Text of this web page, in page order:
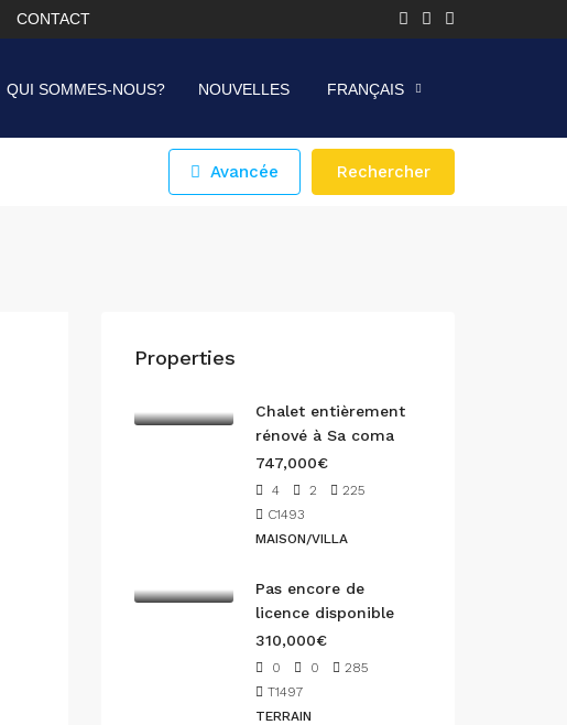
CONTACT
QUI SOMMES-NOUS? NOUVELLES FRANÇAIS
Avancée Rechercher
Properties
Chalet entièrement
rénové à Sa coma
747,000€
4 2
225
C1493
MAISON/VILLA
Pas encore de
licence disponible
310,000€
0 0
285
T1497
TERRAIN